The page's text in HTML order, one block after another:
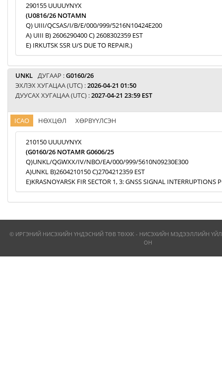
290155 UUUUYNYX
(U0816/26 NOTAMN
Q) UIII/QCSAS/I/B/E/000/999/5216N10424E200
A) UIII B) 2606290400 C) 2608302359 EST
E) IRKUTSK SSR U/S DUE TO REPAIR.)
UNKL ДУГААР :G0160/26
ЭХЛЭХ ХУГАЦАА (UTC) :2026-04-21 01:50
ДУУСАХ ХУГАЦАА (UTC) :2027-04-21 23:59 EST
ICAO НӨХЦӨЛ ХӨРВҮҮЛСЭН
210150 UUUUYNYX
(G0160/26 NOTAMR G0606/25
Q)UNKL/QGWXX/IV/NBO/EA/000/999/5610N09230E300
A)UNKL B)2604210150 C)2704212359 EST
E)KRASNOYARSK FIR SECTOR 1, 3: GNSS SIGNAL INTERRUPTIONS
© ИРГЭНИЙ НИСЭХИЙН ҮНДЭСНИЙ ТӨВ ТӨХХК - НИСЭХИЙН МЭДЭЭЛЛИЙН
ОН